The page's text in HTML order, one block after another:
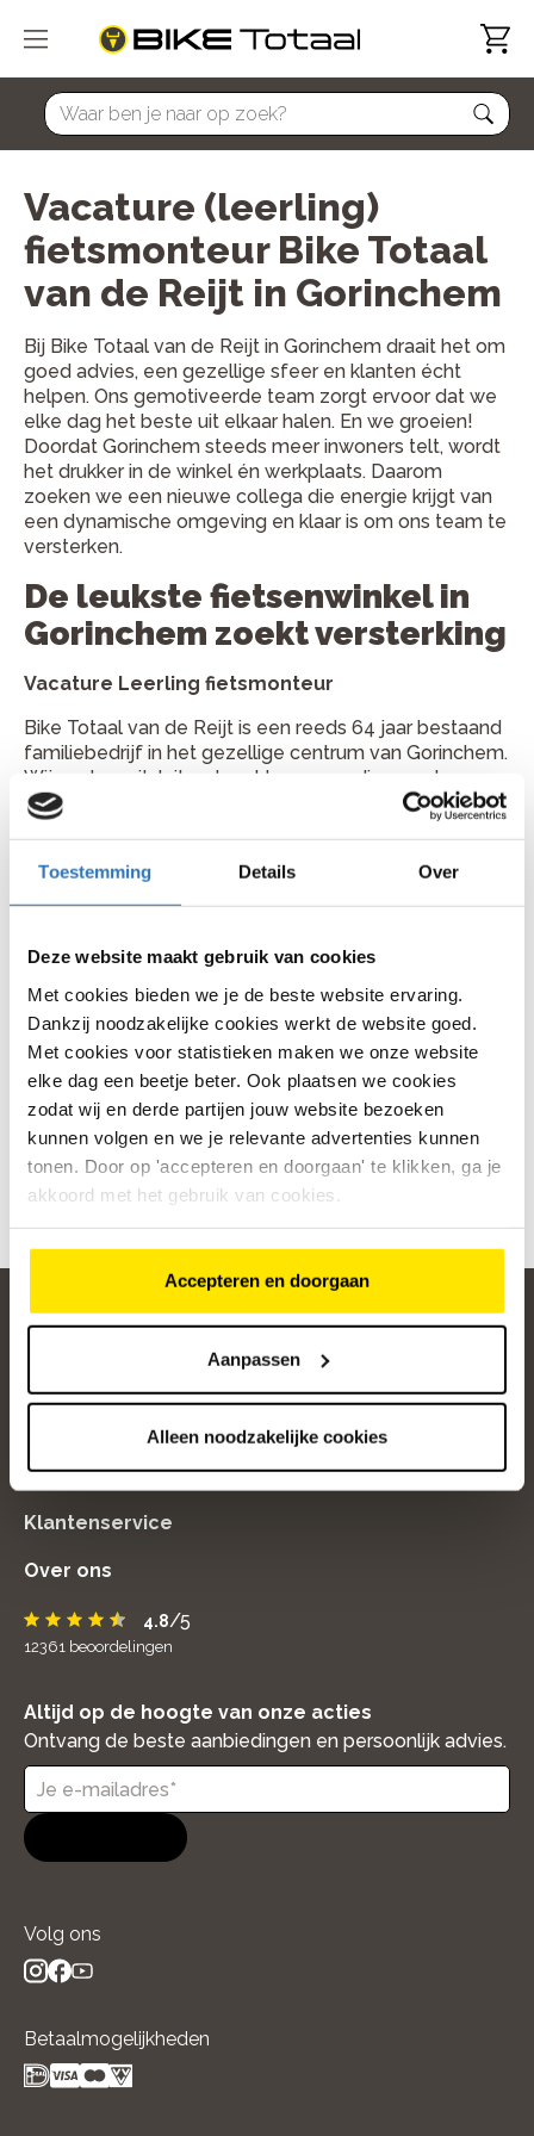
Toestemming Details Over
Deze website maakt gebruik van cookies
Met cookies bieden we je de beste website ervaring.
Dankzij noodzakelijke cookies werkt de website goed.
Met cookies voor statistieken maken we onze website
elke dag een beetje beter. Ook plaatsen we cookies
zodat wij en derde partijen jouw website bezoeken
kunnen volgen en we je relevante advertenties kunnen
tonen. Door op 'accepteren en doorgaan' te klikken, ga je
akkoord met het gebruik van cookies.
Accepteren en doorgaan
Aanpassen
Alleen noodzakelijke cookies
home
Vacature (leerling)
fietsmonteur Bike Totaal
van de Reijt in Gorinchem
Bij Bike Totaal van de Reijt in Gorinchem draait het om
goed advies, een gezellige sfeer en klanten écht
helpen. Ons gemotiveerde team zorgt ervoor dat we
elke dag het beste uit elkaar halen. En we groeien!
Doordat Gorinchem steeds meer inwoners telt, wordt
het drukker in de winkel én werkplaats. Daarom
zoeken we een nieuwe collega die energie krijgt van
een dynamische omgeving en klaar is om ons team te
versterken.
De leukste fietsenwinkel in
Gorinchem zoekt versterking
Vacature Leerling fietsmonteur
Bike Totaal van de Reijt is een reeds 64 jaar bestaand
familiebedrijf in het gezellige centrum van Gorinchem.
Wij werken uitsluitend met hoogwaardige merken
zoals: Koga , Dutch ID, Batavus, Sparta, Cortina en
Cube . Wij doen elke dag ons best om onze klanten
hoog in het vaandel. Om de steeds toenemende
drukte goed te verwerken zoeken wij medewerkers
Wat worden jouw werkzaamheden?
Opleiding tot erkend rijwielmonteur
Wat kunnen we van jou verwachten?
Affiniteit met fietsen is een pré.
Ben jij stressbestendig en kun je zowel in
teamverband als zelfstandig werken? Stuur dan
jouw sollicitatie naar:info@vandereijtfietsen.nl
Populaire categorieën
Onze service
Klantenservice
Over ons
4.8/5
12361 beoordelingen
Altijd op de hoogte van onze acties
Ontvang de beste aanbiedingen en persoonlijk advies.
Volg ons
Betaalmogelijkheden